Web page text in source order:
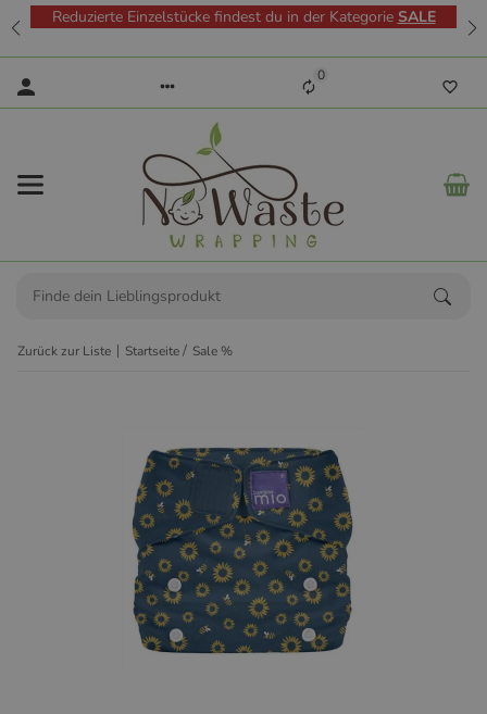
Reduzierte Einzelstücke findest du in der Kategorie SALE
0
Zurück zur Liste Startseite Sale %